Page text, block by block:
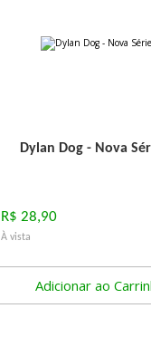
Dylan Dog - Nova
R$ 28,90
À vista
Adicionar ao